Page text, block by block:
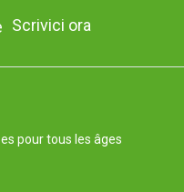
Scrivici ora
pour tous les âges